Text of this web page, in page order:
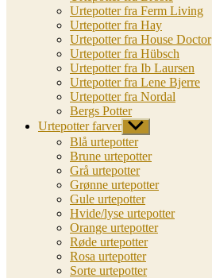
Urtepotter fra Ferm Living
Urtepotter fra Hay
Urtepotter fra House Doctor
Urtepotter fra Hübsch
Urtepotter fra Ib Laursen
Urtepotter fra Lene Bjerre
Urtepotter fra Nordal
Bergs Potter
Urtepotter farver Vis
undermenu
Blå urtepotter
Brune urtepotter
Grå urtepotter
Grønne urtepotter
Gule urtepotter
Hvide/lyse urtepotter
Orange urtepotter
Røde urtepotter
Rosa urtepotter
Sorte urtepotter